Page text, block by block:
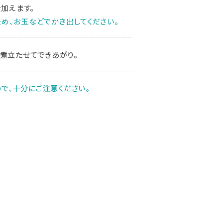
えます。
お玉などでかき出してください。
立たせてできあがり。
十分にご注意ください。